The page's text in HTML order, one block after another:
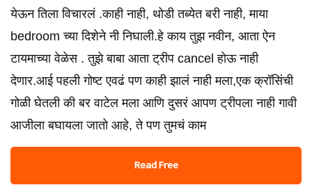
येऊन तिला विचारलं .काही नाही, थोडी तब्येत बरी नाही, माया
bedroom च्या दिशेने नी निघाली.हे काय तुझ नवीन, आता ऐन
टायमाच्या वेळेस . तुझे बाबा आता ट्रीप cancel होऊ नाही
देणार.आई पहली गोष्ट एवढं पण काही झालं नाही मला,एक क्रॉसिंची
गोळी घेतली की बर वाटेल मला आणि दुसरं आपण ट्रीपला नाही गावी
आजीला बघायला जातो आहे, ते पण तुमचं काम
Read Free